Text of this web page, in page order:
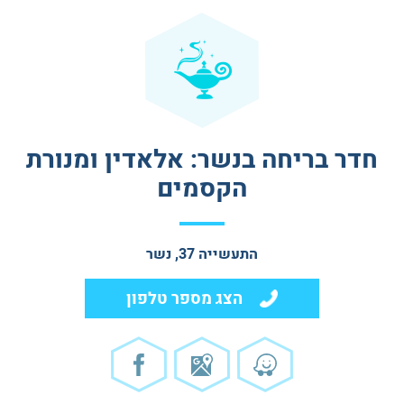
חדר בריחה בנשר: אלאדין ומנורת
הקסמים
התעשייה 37, נשר
הצג מספר טלפון